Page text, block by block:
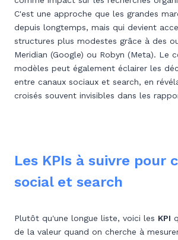
C'est une approche que les grandes
depuis longtemps, mais qui devient
structures plus modestes grâce à des
Meridian (Google) ou Robyn (Meta). Le
modèles peut également éclairer les
entre canaux sociaux et search, en
croisés souvent invisibles dans les
Les KPIs à suivre pour
social et search
Plutôt qu'une longue liste, voici les KPI
de la valeur quand on cherche à